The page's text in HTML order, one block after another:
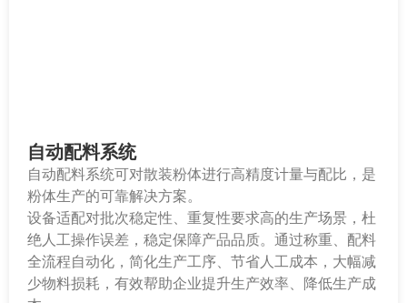
自动配料系统
自动配料系统可对散装粉体进行高精度计量与配比，是
粉体生产的可靠解决方案。
设备适配对批次稳定性、重复性要求高的生产场景，杜
绝人工操作误差，稳定保障产品品质。通过称重、配料
全流程自动化，简化生产工序、节省人工成本，大幅减
少物料损耗，有效帮助企业提升生产效率、降低生产成